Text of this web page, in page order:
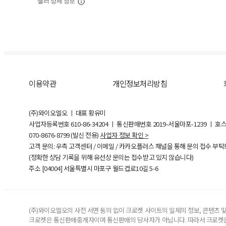
이용약관 개인정보처리방침
(주)와이오엘오 ㅣ 대표 황유미
사업자등록번호610-86-34204ㅣ 통신판매번호 2019-서울마포-1239 ㅣ 호
070-8676-8799 (발신 전용) 사업자 정보 확인 >
고객 문의: 우측 고객센터 / 이메일 / 카카오플러스 채널을 통해 문의 접수 부
(정확한 상담 기록을 위해 유선상 문의는 접수받고 있지 않습니다)
주소 [04004] 서울특별시 마포구 월드컵로10길5-6
(주)와이오엘오의 사전 서면 동의 없이 크로켓 사이트의 일체의 정보, 콘텐츠
크로켓은 통신판매중개자이며 통신판매의 당사자가 아닙니다. 따라서 크로